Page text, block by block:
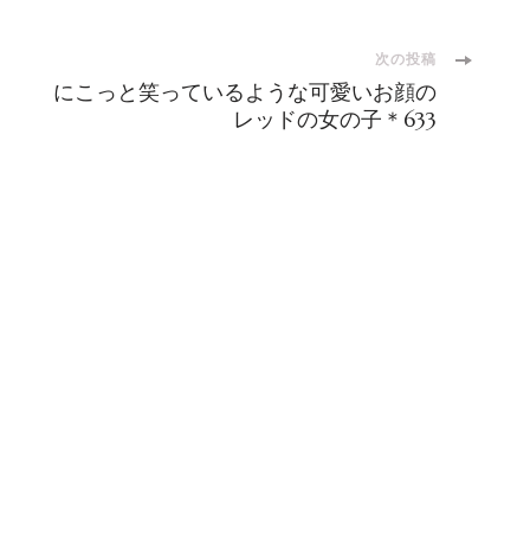
ビ
次の投稿
にこっと笑っているような可愛いお顔の
レッドの女の子＊633